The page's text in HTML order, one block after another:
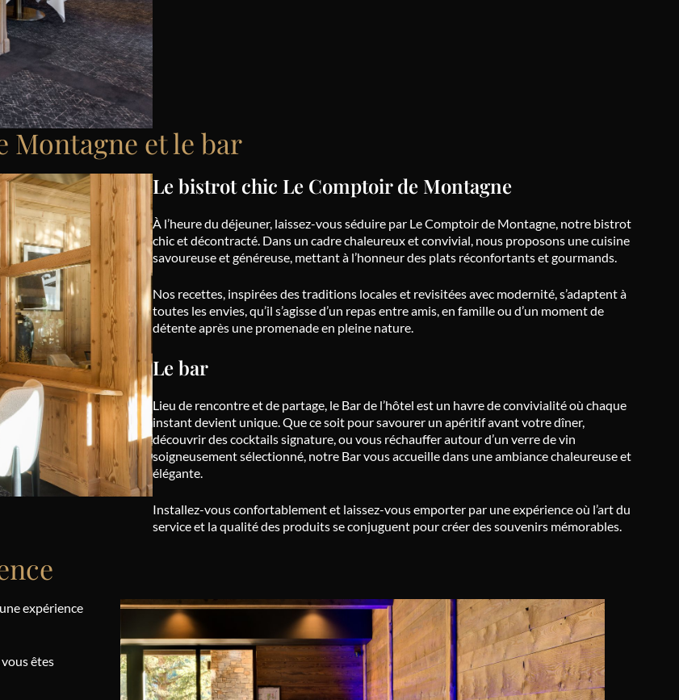
et le bar
Le bistrot chic Le Comptoir de Montagne
À l’heure du déjeuner, laissez-vous séduire par Le Comptoir de Montagne, notre bistrot
chic et décontracté. Dans un cadre chaleureux et convivial, nous proposons une cuisine
savoureuse et généreuse, mettant à l’honneur des plats réconfortants et gourmands.
Nos recettes, inspirées des traditions locales et revisitées avec modernité, s’adaptent à
toutes les envies, qu’il s’agisse d’un repas entre amis, en famille ou d’un moment de
détente après une promenade en pleine nature.
Le bar
Lieu de rencontre et de partage, le Bar de l’hôtel est un havre de convivialité où chaque
instant devient unique. Que ce soit pour savourer un apéritif avant votre dîner,
découvrir des cocktails signature, ou vous réchauffer autour d’un verre de vin
soigneusement sélectionné, notre Bar vous accueille dans une ambiance chaleureuse et
élégante.
Installez-vous confortablement et laissez-vous emporter par une expérience où l’art du
service et la qualité des produits se conjuguent pour créer des souvenirs mémorables.
expérience
êtes